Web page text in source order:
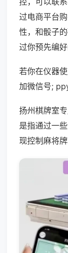
过电商平台
性，和骰子
过你预先编好
若你在仪器
加微信号;
扬州棋牌室
是指通过一
现控制麻将